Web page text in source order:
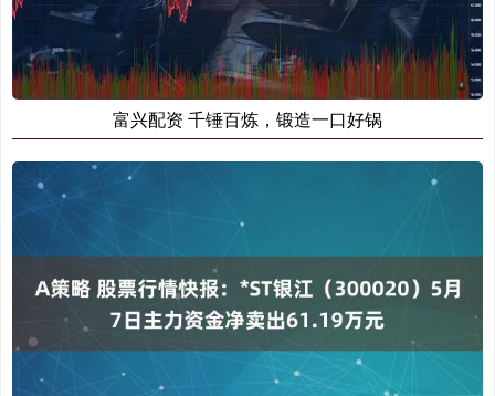
富兴配资 千锤百炼，锻造一口好锅